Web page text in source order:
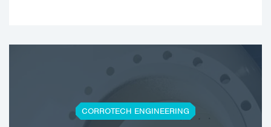
CORROTECH ENGINEERING